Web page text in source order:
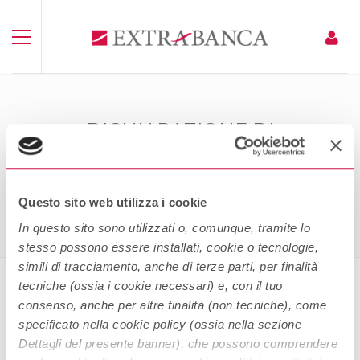
Questo sito web utilizza i cookie
In questo sito sono utilizzati o, comunque, tramite lo
stesso possono essere installati, cookie o tecnologie,
simili di tracciamento, anche di terze parti, per finalità
tecniche (ossia i cookie necessari) e, con il tuo
consenso, anche per altre finalità (non tecniche), come
specificato nella cookie policy (ossia nella sezione
Dettagli del presente banner), che possono comprendere
DICHIARAZIONE DI
ACCESSIBILITÀ AREA RISERVATA
LIGHT
Home Dichiarazione Di Accessibilità Area Riservata Light
Dichiarazione di Accessibilità Area
Riservata Light